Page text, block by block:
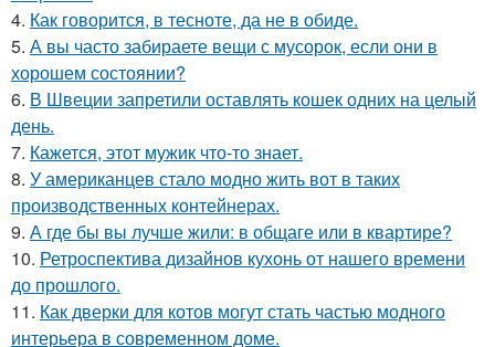
4. Как говорится, в тесноте, да не в обиде.
5. А вы часто забираете вещи с мусорок, если они в
хорошем состоянии?
6. В Швеции запретили оставлять кошек одних на целый
день.
7. Кажется, этот мужик что-то знает.
8. У американцев стало модно жить вот в таких
производственных контейнерах.
9. А где бы вы лучше жили: в общаге или в квартире?
10. Ретроспектива дизайнов кухонь от нашего времени
до прошлого.
11. Как дверки для котов могут стать частью модного
интерьера в современном доме.